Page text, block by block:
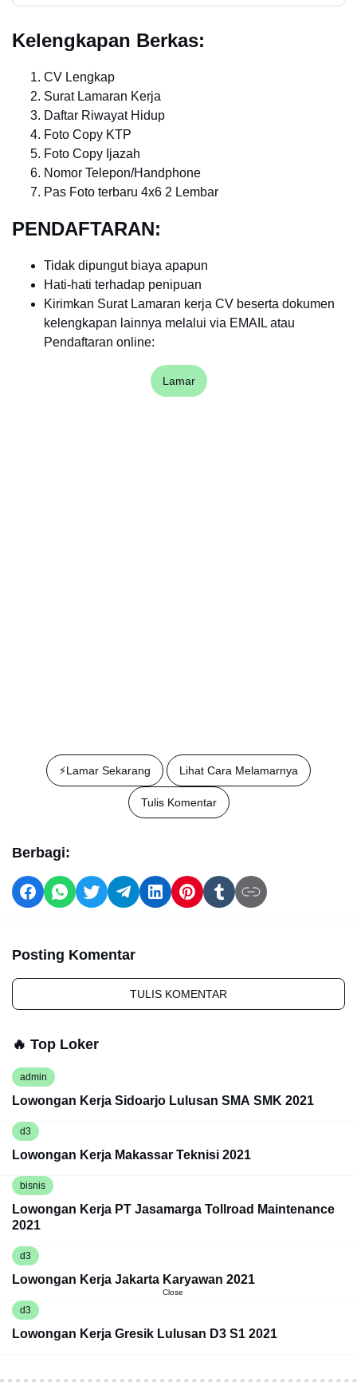
Kelengkapan Berkas:
CV Lengkap
Surat Lamaran Kerja
Daftar Riwayat Hidup
Foto Copy KTP
Foto Copy Ijazah
Nomor Telepon/Handphone
Pas Foto terbaru 4x6 2 Lembar
PENDAFTARAN:
Tidak dipungut biaya apapun
Hati-hati terhadap penipuan
Kirimkan Surat Lamaran kerja CV beserta dokumen
kelengkapan lainnya melalui via EMAIL atau
Pendaftaran online:
Lamar
⚡️Lamar Sekarang Lihat Cara Melamarnya
Tulis Komentar
Berbagi:
Posting Komentar
TULIS KOMENTAR
🔥 Top Loker
admin
Lowongan Kerja Sidoarjo Lulusan SMA SMK 2021
d3
Lowongan Kerja Makassar Teknisi 2021
bisnis
Lowongan Kerja PT Jasamarga Tollroad Maintenance
2021
d3
Lowongan Kerja Jakarta Karyawan 2021
d3
Lowongan Kerja Gresik Lulusan D3 S1 2021
Close